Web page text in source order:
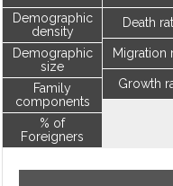
Demographic
density
Demographic
size
Family
components
% of
Foreigners
Death
Migration
Growth